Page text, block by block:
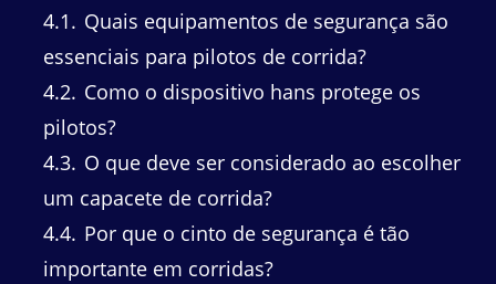
4.1
Quais equipamentos de segurança são
essenciais para pilotos de corrida?
4.2 Como o dispositivo hans protege os
pilotos?
4.3 O que deve ser considerado ao escolher
um capacete de corrida?
4.4 Por que o cinto de segurança é tão
importante em corridas?